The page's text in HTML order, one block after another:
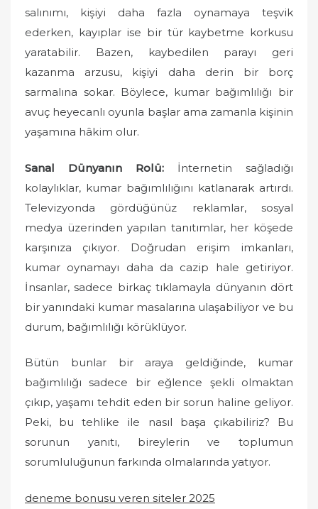
salınımı, kişiyi daha fazla oynamaya teşvik
ederken, kayıplar ise bir tür kaybetme korkusu
yaratabilir. Bazen, kaybedilen parayı geri
kazanma arzusu, kişiyi daha derin bir borç
sarmalına sokar. Böylece, kumar bağımlılığı bir
avuç heyecanlı oyunla başlar ama zamanla kişinin
yaşamına hâkim olur.
Sanal Dünyanın Rolü: İnternetin sağladığı
kolaylıklar, kumar bağımlılığını katlanarak artırdı.
Televizyonda gördüğünüz reklamlar, sosyal
medya üzerinden yapılan tanıtımlar, her köşede
karşınıza çıkıyor. Doğrudan erişim imkanları,
kumar oynamayı daha da cazip hale getiriyor.
İnsanlar, sadece birkaç tıklamayla dünyanın dört
bir yanındaki kumar masalarına ulaşabiliyor ve bu
durum, bağımlılığı körüklüyor.
Bütün bunlar bir araya geldiğinde, kumar
bağımlılığı sadece bir eğlence şekli olmaktan
çıkıp, yaşamı tehdit eden bir sorun haline geliyor.
Peki, bu tehlike ile nasıl başa çıkabiliriz? Bu
sorunun yanıtı, bireylerin ve toplumun
sorumluluğunun farkında olmalarında yatıyor.
deneme bonusu veren siteler 2025